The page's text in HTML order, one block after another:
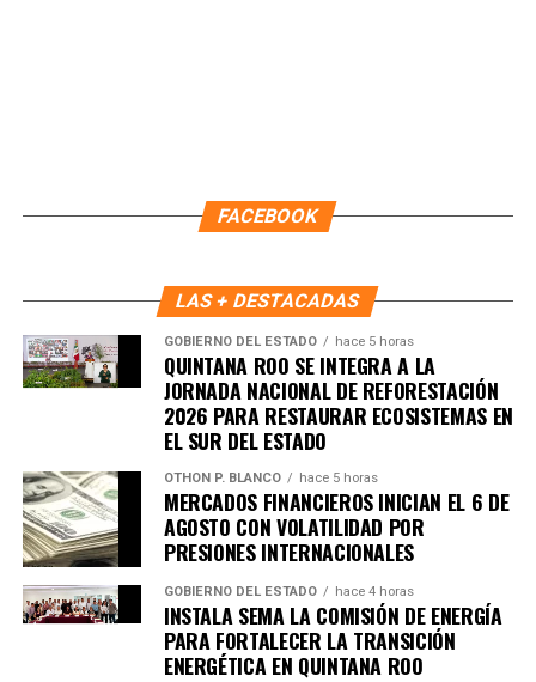
Quinto Podery recibe las noticias más
importantes de Quintana Roo directamente
Unirme al canal de WhatsApp
FACEBOOK
LAS + DESTACADAS
GOBIERNO DEL ESTADO hace 5 horas
QUINTANA ROO SE INTEGRA A LA
JORNADA NACIONAL DE REFORESTACIÓN
2026 PARA RESTAURAR ECOSISTEMAS EN
EL SUR DEL ESTADO
OTHON P. BLANCO hace 5 horas
MERCADOS FINANCIEROS INICIAN EL 6 DE
AGOSTO CON VOLATILIDAD POR
PRESIONES INTERNACIONALES
GOBIERNO DEL ESTADO hace 4 horas
INSTALA SEMA LA COMISIÓN DE ENERGÍA
PARA FORTALECER LA TRANSICIÓN
ENERGÉTICA EN QUINTANA ROO